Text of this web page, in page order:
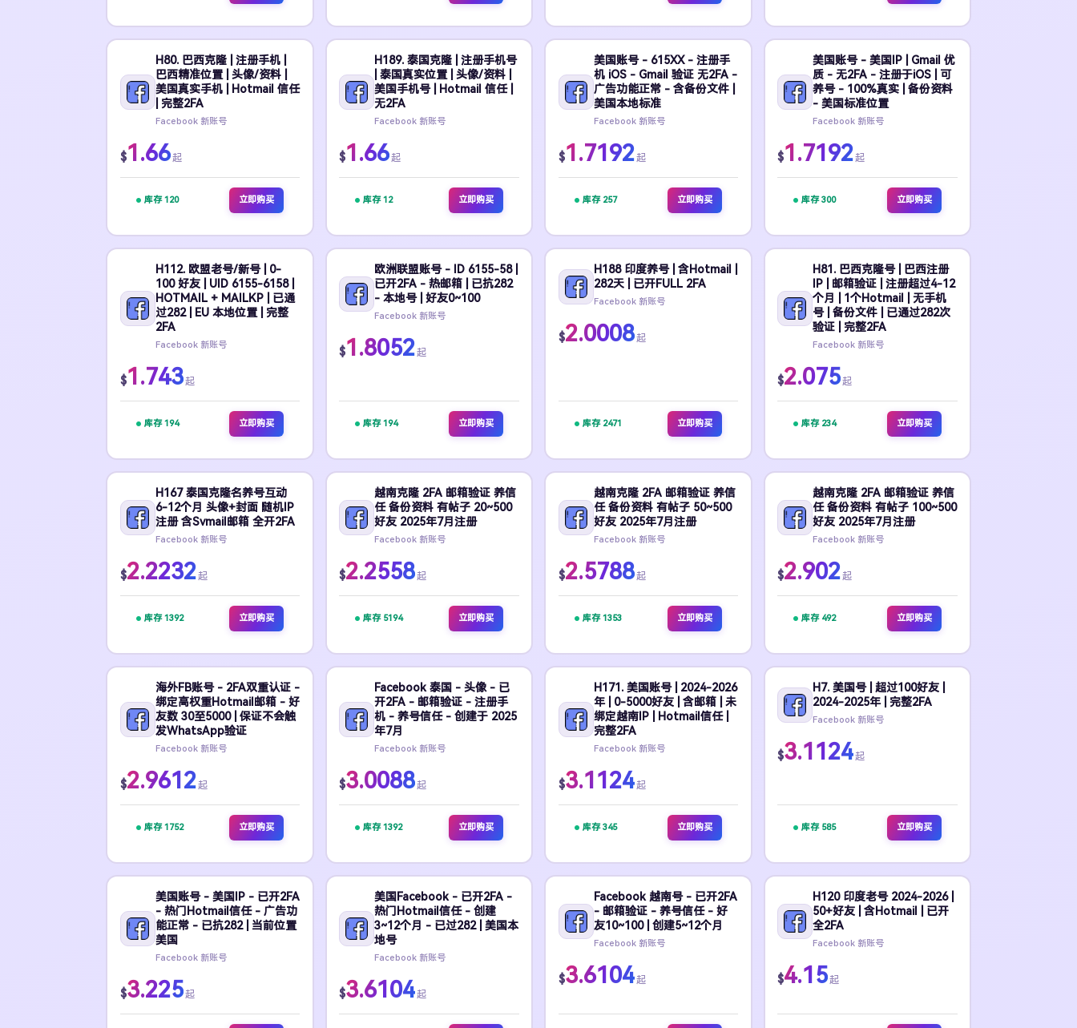
H80. 巴西克隆 | 注册手机 |
巴西精准位置 | 头像/资料 |
美国真实手机 | Hotmail 信任
| 完整2FA
Facebook 新账号
$1.66起
库存 120 立即购买
H189. 泰国克隆 | 注册手机号
| 泰国真实位置 | 头像/资料 |
美国手机号 | Hotmail 信任 |
无2FA
Facebook 新账号
$1.66起
库存 12 立即购买
美国账号 - 615XX - 注册手
机 iOS - Gmail 验证 无2FA -
广告功能正常 - 含备份文件 |
美国本地标准
Facebook 新账号
$1.7192起
库存 257 立即购买
美国账号 - 美国IP | Gmail 优
质 - 无2FA - 注册于iOS | 可
养号 - 100%真实 | 备份资料
- 美国标准位置
Facebook 新账号
$1.7192起
库存 300 立即购买
H112. 欧盟老号/新号 | 0-
100 好友 | UID 6155-6158 |
HOTMAIL + MAILKP | 已通
过282 | EU 本地位置 | 完整
2FA
Facebook 新账号
$1.743起
库存 194 立即购买
欧洲联盟账号 - ID 6155-58 |
已开2FA - 热邮箱 | 已抗282
- 本地号 | 好友0~100
Facebook 新账号
$1.8052起
库存 194 立即购买
H188 印度养号 | 含Hotmail |
282天 | 已开FULL 2FA
Facebook 新账号
$2.0008起
库存 2471 立即购买
H81. 巴西克隆号 | 巴西注册
IP | 邮箱验证 | 注册超过4-12
个月 | 1个Hotmail | 无手机
号 | 备份文件 | 已通过282次
验证 | 完整2FA
Facebook 新账号
$2.075起
库存 234 立即购买
H167 泰国克隆名养号互动
6-12个月 头像+封面 随机IP
注册 含Svmail邮箱 全开2FA
Facebook 新账号
$2.2232起
库存 1392 立即购买
越南克隆 2FA 邮箱验证 养信
任 备份资料 有帖子 20~500
好友 2025年7月注册
Facebook 新账号
$2.2558起
库存 5194 立即购买
越南克隆 2FA 邮箱验证 养信
任 备份资料 有帖子 50~500
好友 2025年7月注册
Facebook 新账号
$2.5788起
库存 1353 立即购买
越南克隆 2FA 邮箱验证 养信
任 备份资料 有帖子 100~500
好友 2025年7月注册
Facebook 新账号
$2.902起
库存 492 立即购买
海外FB账号 - 2FA双重认证 -
绑定高权重Hotmail邮箱 - 好
友数 30至5000 | 保证不会触
发WhatsApp验证
Facebook 新账号
$2.9612起
库存 1752 立即购买
Facebook 泰国 - 头像 - 已
开2FA - 邮箱验证 - 注册手
机 - 养号信任 - 创建于 2025
年7月
Facebook 新账号
$3.0088起
库存 1392 立即购买
H171. 美国账号 | 2024-2026
年 | 0-5000好友 | 含邮箱 | 未
绑定越南IP | Hotmail信任 |
完整2FA
Facebook 新账号
$3.1124起
库存 345 立即购买
H7. 美国号 | 超过100好友 |
2024-2025年 | 完整2FA
Facebook 新账号
$3.1124起
库存 585 立即购买
美国账号 - 美国IP - 已开2FA
- 热门Hotmail信任 - 广告功
能正常 - 已抗282 | 当前位置
美国
Facebook 新账号
$3.225起
美国Facebook - 已开2FA -
热门Hotmail信任 - 创建
3~12个月 - 已过282 | 美国本
地号
Facebook 新账号
$3.6104起
Facebook 越南号 - 已开2FA
- 邮箱验证 - 养号信任 - 好
友10~100 | 创建5~12个月
Facebook 新账号
$3.6104起
H120 印度老号 2024-2026 |
50+好友 | 含Hotmail | 已开
全2FA
Facebook 新账号
$4.15起